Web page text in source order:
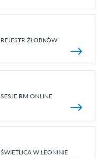
REJESTR ŻŁOBKÓW
SESJE RM ONLINE
ŚWIETLICA W LEONINIE